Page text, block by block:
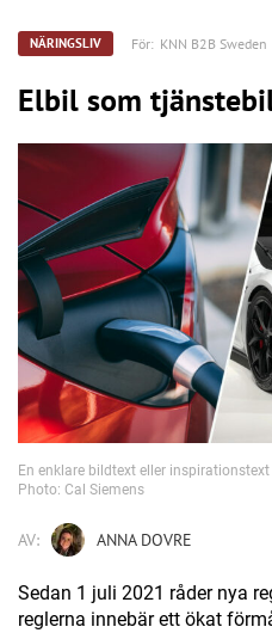
NÄRINGSLIV För: KNN B2B Sweden
Elbil som
En enklare bildtext eller
Photo: Cal Siemens
AV: ANNA DOVRE
Sedan 1 juli 2021 råder nya
reglerna innebär ett ökat